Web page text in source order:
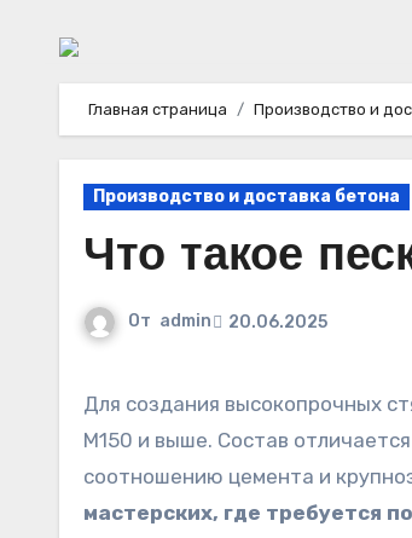
Главная страница Производство и
Производство и доставка бетона
Что такое
От admin 20.06.2025
Для создания высокопрочных стяжек и фундаментов, применяйте цементно-песчаную композицию марки
М150 и выше. Состав
соотношению цемента и
мастерских, где требуется